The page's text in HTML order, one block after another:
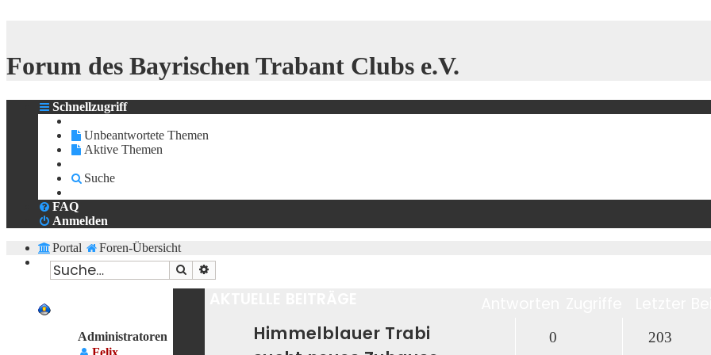
Forum des Bayrischen Trabant Clubs e.V.
Schnellzugriff
Unbeantwortete Themen
Aktive Themen
Suche
FAQ
Anmelden
Portal
Foren-Übersicht
Suche
Himmelblauer Trabi
0 203
Administratoren
Felix